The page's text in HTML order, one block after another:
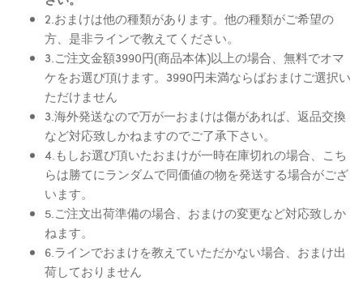
2.おまけは他の種類があります。他の種類がご希望の
方、是非ラインで教えてください。
3.ご注文金額3990円(商品本体)以上の場合、無料でオマ
ケをお選び頂けます。3990円未満ならばおまけご選択い
ただけません
3.海外発送なので万が一おまけは傷があれば、返品交換
など対応致しかねますのでご了承下さい。
4.もしお選び頂いたおまけが一時在庫切れの場合、こち
らは勝てにランダムで同価値の物を発送する場合がござ
います。
5.ご注文出荷準備の場合、おまけの変更など対応致しか
ねます。
6.ラインでおまけを教えていただかない場合、おまけ出
荷しておりません